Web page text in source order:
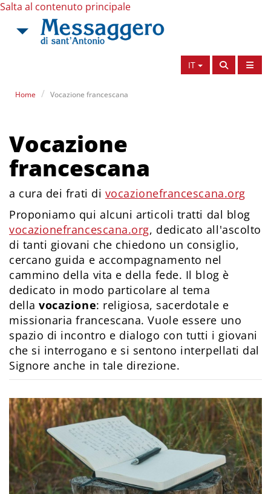
Salta al contenuto principale
IT
Home Vocazione francescana
Vocazione
francescana
a cura dei frati di vocazionefrancescana.org
Proponiamo qui alcuni articoli tratti dal blog
vocazionefrancescana.org, dedicato all'ascolto
di tanti giovani che chiedono un consiglio,
cercano guida e accompagnamento nel
cammino della vita e della fede. Il blog è
dedicato in modo particolare al tema
dellavocazione: religiosa, sacerdotale e
missionaria francescana. Vuole essere uno
spazio di incontro e dialogo con tutti i giovani
che si interrogano e si sentono interpellati dal
Signore anche in tale direzione.